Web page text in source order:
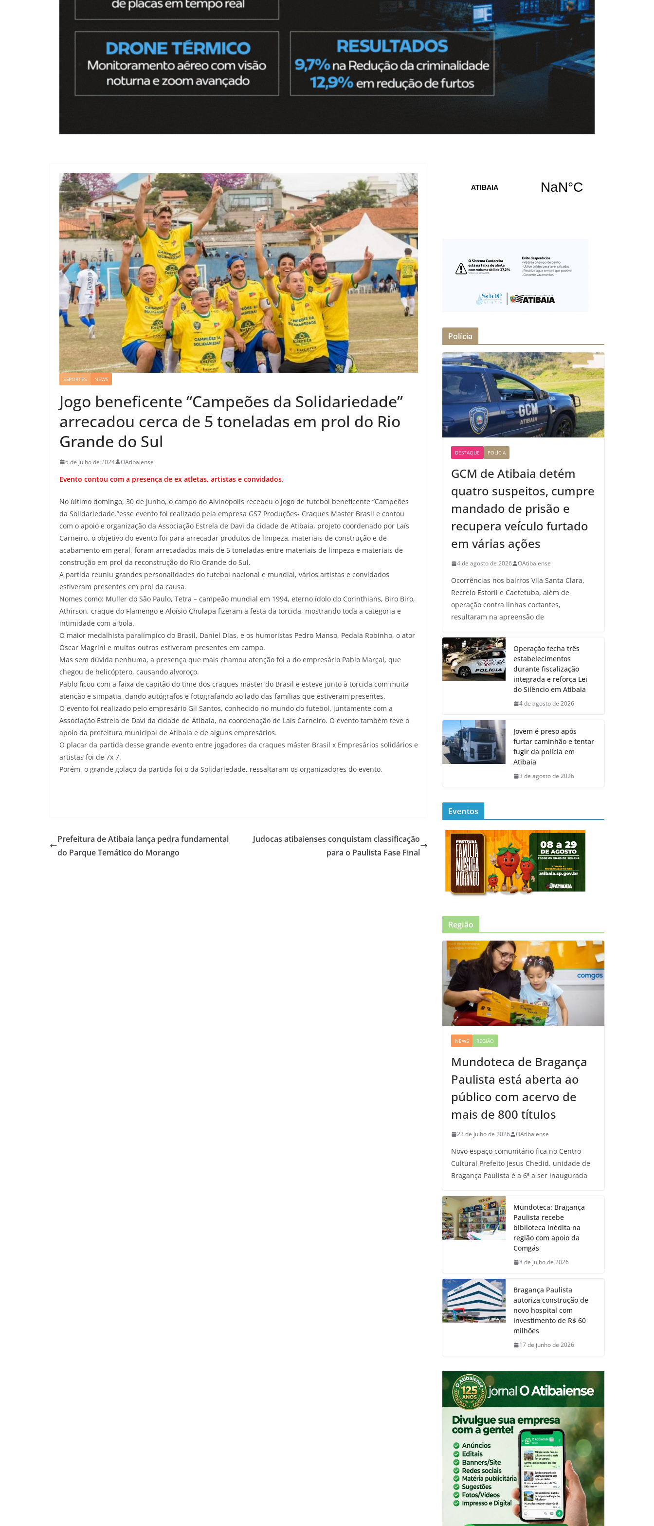
ESPORTES NEWS
Jogo beneficente “Campeões da Solidariedade”
arrecadou cerca de 5 toneladas em prol do Rio
Grande do Sul
5 de julho de 2024 OAtibaiense
Evento contou com a presença de ex atletas, artistas e convidados.
No último domingo, 30 de junho, o campo do Alvinópolis recebeu o jogo de futebol beneficente “Campeões
da Solidariedade.”esse evento foi realizado pela empresa GS7 Produções- Craques Master Brasil e contou
com o apoio e organização da Associação Estrela de Davi da cidade de Atibaia, projeto coordenado por Laís
Carneiro, o objetivo do evento foi para arrecadar produtos de limpeza, materiais de construção e de
acabamento em geral, foram arrecadados mais de 5 toneladas entre materiais de limpeza e materiais de
construção em prol da reconstrução do Rio Grande do Sul.
A partida reuniu grandes personalidades do futebol nacional e mundial, vários artistas e convidados
estiveram presentes em prol da causa.
Nomes como: Muller do São Paulo, Tetra – campeão mundial em 1994, eterno ídolo do Corinthians, Biro Biro,
Athirson, craque do Flamengo e Aloísio Chulapa fizeram a festa da torcida, mostrando toda a categoria e
intimidade com a bola.
O maior medalhista paralímpico do Brasil, Daniel Dias, e os humoristas Pedro Manso, Pedala Robinho, o ator
Oscar Magrini e muitos outros estiveram presentes em campo.
Mas sem dúvida nenhuma, a presença que mais chamou atenção foi a do empresário Pablo Marçal, que
chegou de helicóptero, causando alvoroço.
Pablo ficou com a faixa de capitão do time dos craques máster do Brasil e esteve junto à torcida com muita
atenção e simpatia, dando autógrafos e fotografando ao lado das famílias que estiveram presentes.
O evento foi realizado pelo empresário Gil Santos, conhecido no mundo do futebol, juntamente com a
Associação Estrela de Davi da cidade de Atibaia, na coordenação de Laís Carneiro. O evento também teve o
apoio da prefeitura municipal de Atibaia e de alguns empresários.
O placar da partida desse grande evento entre jogadores da craques máster Brasil x Empresários solidários e
artistas foi de 7x 7.
Porém, o grande golaço da partida foi o da Solidariedade, ressaltaram os organizadores do evento.
Prefeitura de Atibaia lança pedra fundamental
do Parque Temático do Morango
Judocas atibaienses conquistam classificação
para o Paulista Fase Final
Polícia
DESTAQUE POLÍCIA
GCM de Atibaia detém
quatro suspeitos, cumpre
mandado de prisão e
recupera veículo furtado
em várias ações
4 de agosto de 2026 OAtibaiense
Ocorrências nos bairros Vila Santa Clara,
Recreio Estoril e Caetetuba, além de
operação contra linhas cortantes,
resultaram na apreensão de
Operação fecha três
estabelecimentos
durante fiscalização
integrada e reforça Lei
do Silêncio em Atibaia
4 de agosto de 2026
Jovem é preso após
furtar caminhão e tentar
fugir da polícia em
Atibaia
3 de agosto de 2026
Eventos
Região
NEWS REGIÃO
Mundoteca de Bragança
Paulista está aberta ao
público com acervo de
mais de 800 títulos
23 de julho de 2026 OAtibaiense
Novo espaço comunitário fica no Centro
Cultural Prefeito Jesus Chedid. unidade de
Bragança Paulista é a 6ª a ser inaugurada
Mundoteca: Bragança
Paulista recebe
biblioteca inédita na
região com apoio da
Comgás
8 de julho de 2026
Bragança Paulista
autoriza construção de
novo hospital com
investimento de R$ 60
milhões
17 de junho de 2026